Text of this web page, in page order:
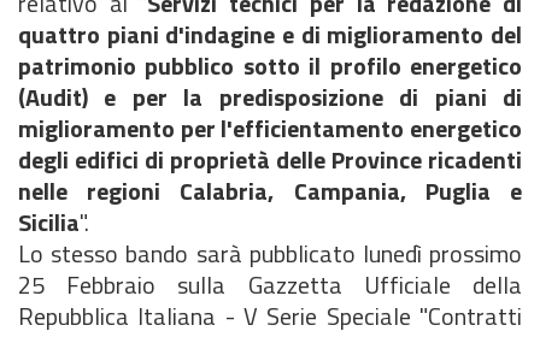
quattro piani d'indagine e di miglioramento del
patrimonio pubblico sotto il profilo energetico
(Audit) e per la predisposizione di piani di
miglioramento per l'efficientamento energetico
degli edifici di proprietà delle Province ricadenti
nelle regioni Calabria, Campania, Puglia e
Sicilia".
Lo stesso bando sarà pubblicato lunedì prossimo
25 Febbraio sulla Gazzetta Ufficiale della
Repubblica Italiana - V Serie Speciale "Contratti